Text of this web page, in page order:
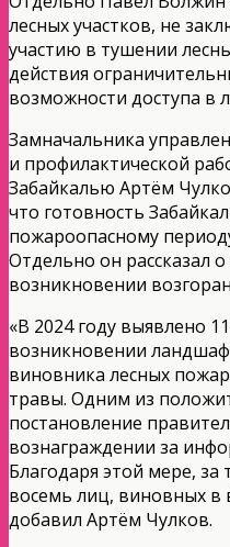
лесных участков, не
участию в тушении
действия
возможности доступа в
Замначальника
и профилактической
Забайкалью Артём
что готовность
пожароопасному
Отдельно он рассказал
возникновении
«В 2024 году выявлено
возникновении
виновника лесных
травы. Одним из
постановление
вознаграждении за
Благодаря этой мере, за
восемь лиц, виновных
добавил Артём Чулков.